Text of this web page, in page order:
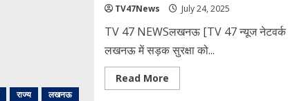
तीखा
को
बदनाम
करने
का
आरोप
राज्य लखनऊ
TV47News July 24, 2025
TV 47 NEWSलखनऊ [TV 47 न्‍यूज नेटवर्क
लखनऊ में सड़क सुरक्षा को...
Read MoreRead
more